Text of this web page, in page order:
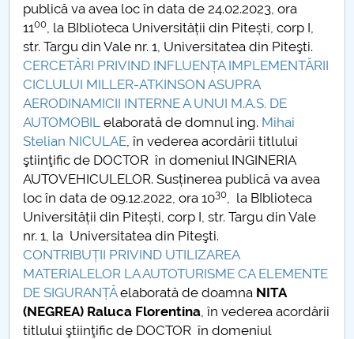
publică va avea loc în data de 24.02.2023, ora
1100, la BIblioteca Universității din Pitești, corp I,
str. Targu din Vale nr. 1, Universitatea din Piteşti.
CERCETĂRI PRIVIND INFLUENȚA IMPLEMENTĂRII
CICLULUI MILLER-ATKINSON ASUPRA
AERODINAMICII INTERNE A UNUI M.A.S. DE
AUTOMOBIL elaborată de domnul ing. Mihai
Stelian NICULAE, în vederea acordării titlului
ştiinţific de DOCTOR în domeniul INGINERIA
AUTOVEHICULELOR. Susținerea publică va avea
loc în data de 09.12.2022, ora 1030, la BIblioteca
Universității din Pitești, corp I, str. Targu din Vale
nr. 1, la Universitatea din Piteşti.
CONTRIBUȚII PRIVIND UTILIZAREA
MATERIALELOR LA AUTOTURISME CA ELEMENTE
DE SIGURANȚĂelaborată de doamna NITA
(NEGREA) Raluca Florentina, în vederea acordării
titlului ştiinţific de DOCTOR în domeniul